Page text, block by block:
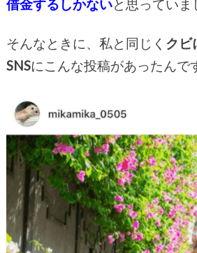
借金するしかないと思っていま
そんなときに、私と同じく クビ
SNSにこんな投稿があったんで